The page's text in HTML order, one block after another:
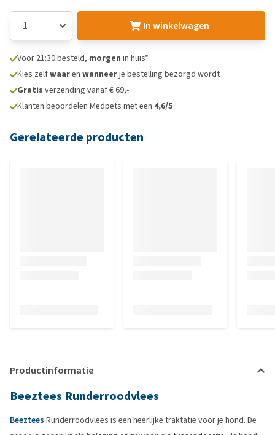
In winkelwagen
Voor 21:30 besteld, morgen in huis*
Kies zelfwaaren wanneerje bestelling bezorgd wordt
Gratis verzending vanaf € 69,-
Klanten beoordelen Medpets met een 4,6/5
Gerelateerde producten
Productinformatie
Beeztees Runderroodvlees
Beeztees Runderroodvlees is een heerlijke traktatie voor je hond. De